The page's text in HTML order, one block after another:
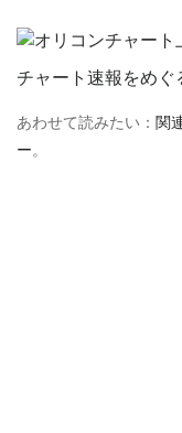
チャート速報をめぐ
あわせて読みたい： 関
ー。